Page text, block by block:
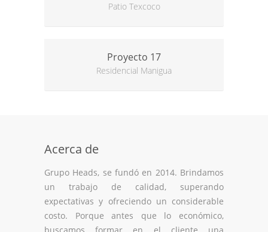
Patio Texcoco
Proyecto 17
Residencial Manigua
Acerca de
Grupo Heads, se fundó en 2014. Brindamos
un trabajo de calidad, superando
expectativas y ofreciendo un considerable
costo. Porque antes que lo económico,